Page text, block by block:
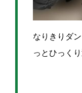
なりきりダ
っとひっく